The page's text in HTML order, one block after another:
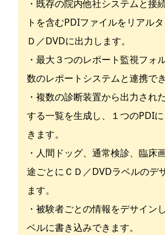
・既存の院内他社システムと接
トを含むPDIファイルをリアル
Ｄ／DVDに出力します。
・最大３つのレポート監視フォ
数のレポートシステムと連携でき
・複数の診断装置から出力され
する一覧を生成し、１つのPDI
きます。
・人間ドッグ、通常検診、臨床
途ごとにＣＤ／DVDラベルのデ
ます。
・被験者ごとの情報をデサイン
ベルに書き込みできます。